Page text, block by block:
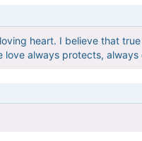
heart. I believe that
always protects, always